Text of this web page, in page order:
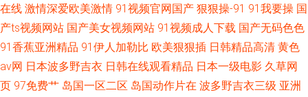
在线 激情深爱欧美激情 91视频官网国产 狠狠操-91 91我要操 国
产ts视频网站 国产美女视频网站 91视频成人下载 国产无码色色
91香蕉亚洲精品 91伊人加勒比 欧美狠狠插 日韩精品高清 黄色
av网 日本波多野吉衣 日韩在线观看精品 日本一级电影 久草网
页 97免费艹 岛国一区二区 岛国动作片在 波多野吉衣三级 亚洲